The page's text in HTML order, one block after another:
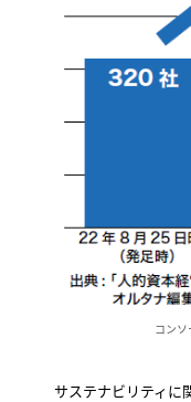
コン
サステナビリティに